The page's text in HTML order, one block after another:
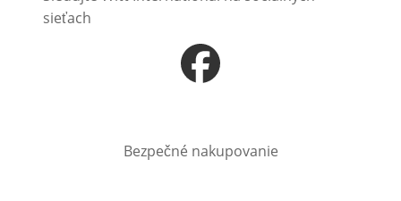
sieťach
Otvorí sa vnovom okne
Bezpečné nakupovanie